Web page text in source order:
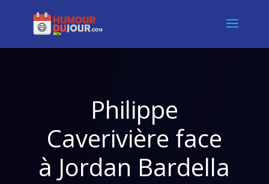
Philippe
Caverivière face
à Jordan Bardella